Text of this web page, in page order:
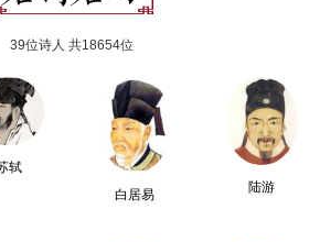
39位诗人 共18654位
轼
白居易
陆游